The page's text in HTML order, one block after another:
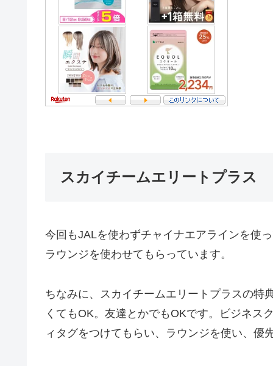
スカイチームエリートプラス
今回もJALを使わずチャイナエアラインを使
ラウンジを使わせてもらっています。
ちなみに、スカイチームエリートプラスの特
くてもOK。友達とかでもOKです。ビジネス
ィタグをつけてもらい、ラウンジを使い、優